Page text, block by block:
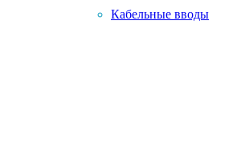
Кабельные вводы